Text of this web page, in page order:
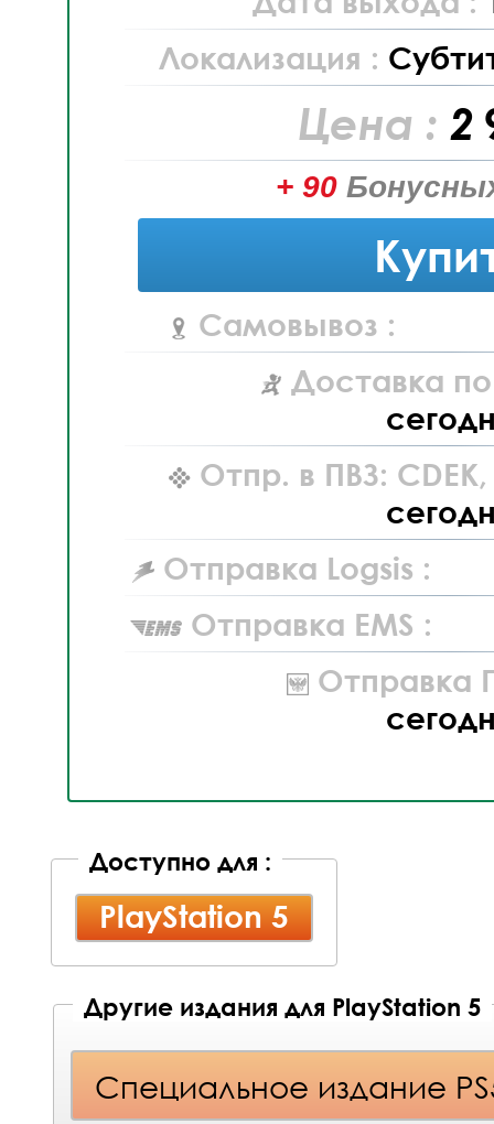
Локализация :
Цена : 2
+ 90
Самовывоз :
Доставка
Отпр. в ПВЗ: CDEK,
Отправка Logsis :
Отправка EMS :
Отправка
Доступно для :
PlayStation 5
Другие издания для PlayStation 5
Специальное издание